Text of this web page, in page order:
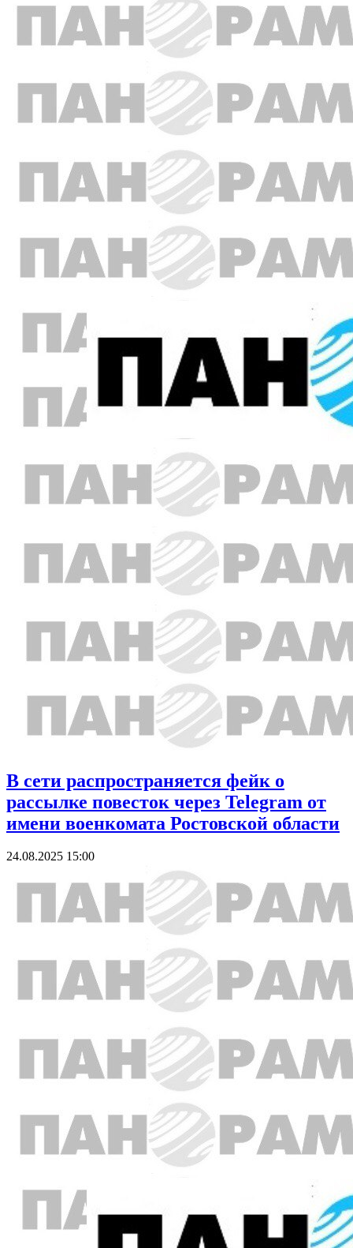
В сети распространяется фейк о
рассылке повесток через Telegram от
имени военкомата Ростовской области
24.08.2025 15:00